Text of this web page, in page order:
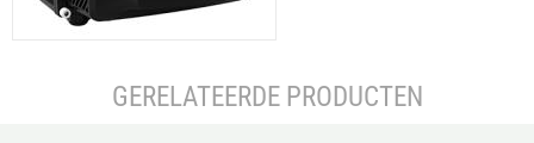
GERELATEERDE PRODUCTEN